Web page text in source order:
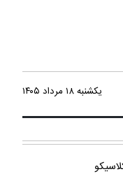
یکشنبه ۱۸ مرداد ۱۴۰۵